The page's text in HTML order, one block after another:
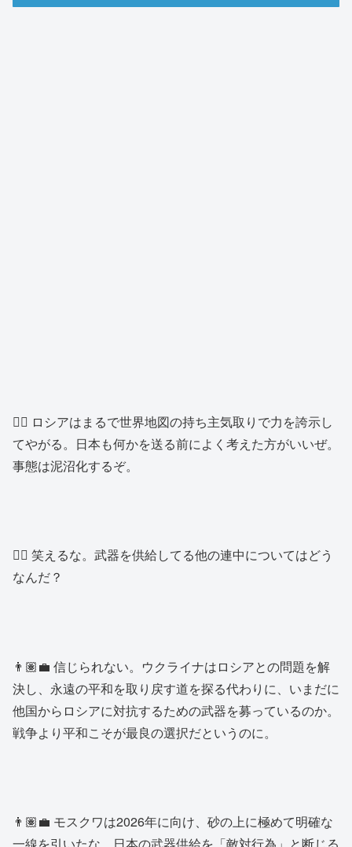
👱‍♂️ ロシアはまるで世界地図の持ち主気取りで力を誇示し
てやがる。日本も何かを送る前によく考えた方がいいぜ。
事態は泥沼化するぞ。
👱‍♂️ 笑えるな。武器を供給してる他の連中についてはどう
なんだ？
👨🏽‍💼 信じられない。ウクライナはロシアとの問題を解
決し、永遠の平和を取り戻す道を探る代わりに、いまだに
他国からロシアに対抗するための武器を募っているのか。
戦争より平和こそが最良の選択だというのに。
👨🏽‍💼 モスクワは2026年に向け、砂の上に極めて明確な